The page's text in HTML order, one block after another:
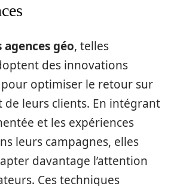
géo, telles
des innovations
optimiser le retour sur
de leurs clients. En intégrant
et les expériences
leurs campagnes, elles
davantage l’attention
Ces techniques